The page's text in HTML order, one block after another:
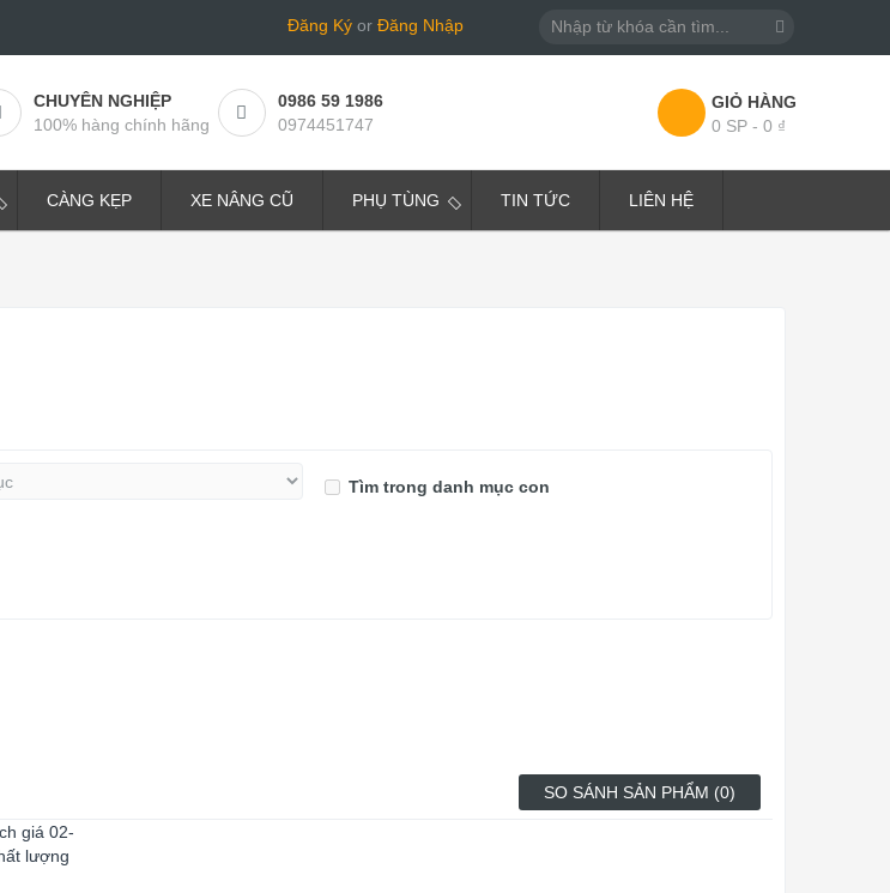
Đăng Kýor Đăng Nhập
CHUYÊN NGHIỆP
100% hàng chính hãng
0986 59 1986
0974451747
GIỎ HÀNG
0 SP - 0 ₫
CÀNG KẸP XE NÂNG CŨ PHỤ TÙNG TIN TỨC LIÊN HỆ
Tìm trong danh mục con
SO SÁNH SẢN PHẨM (0)